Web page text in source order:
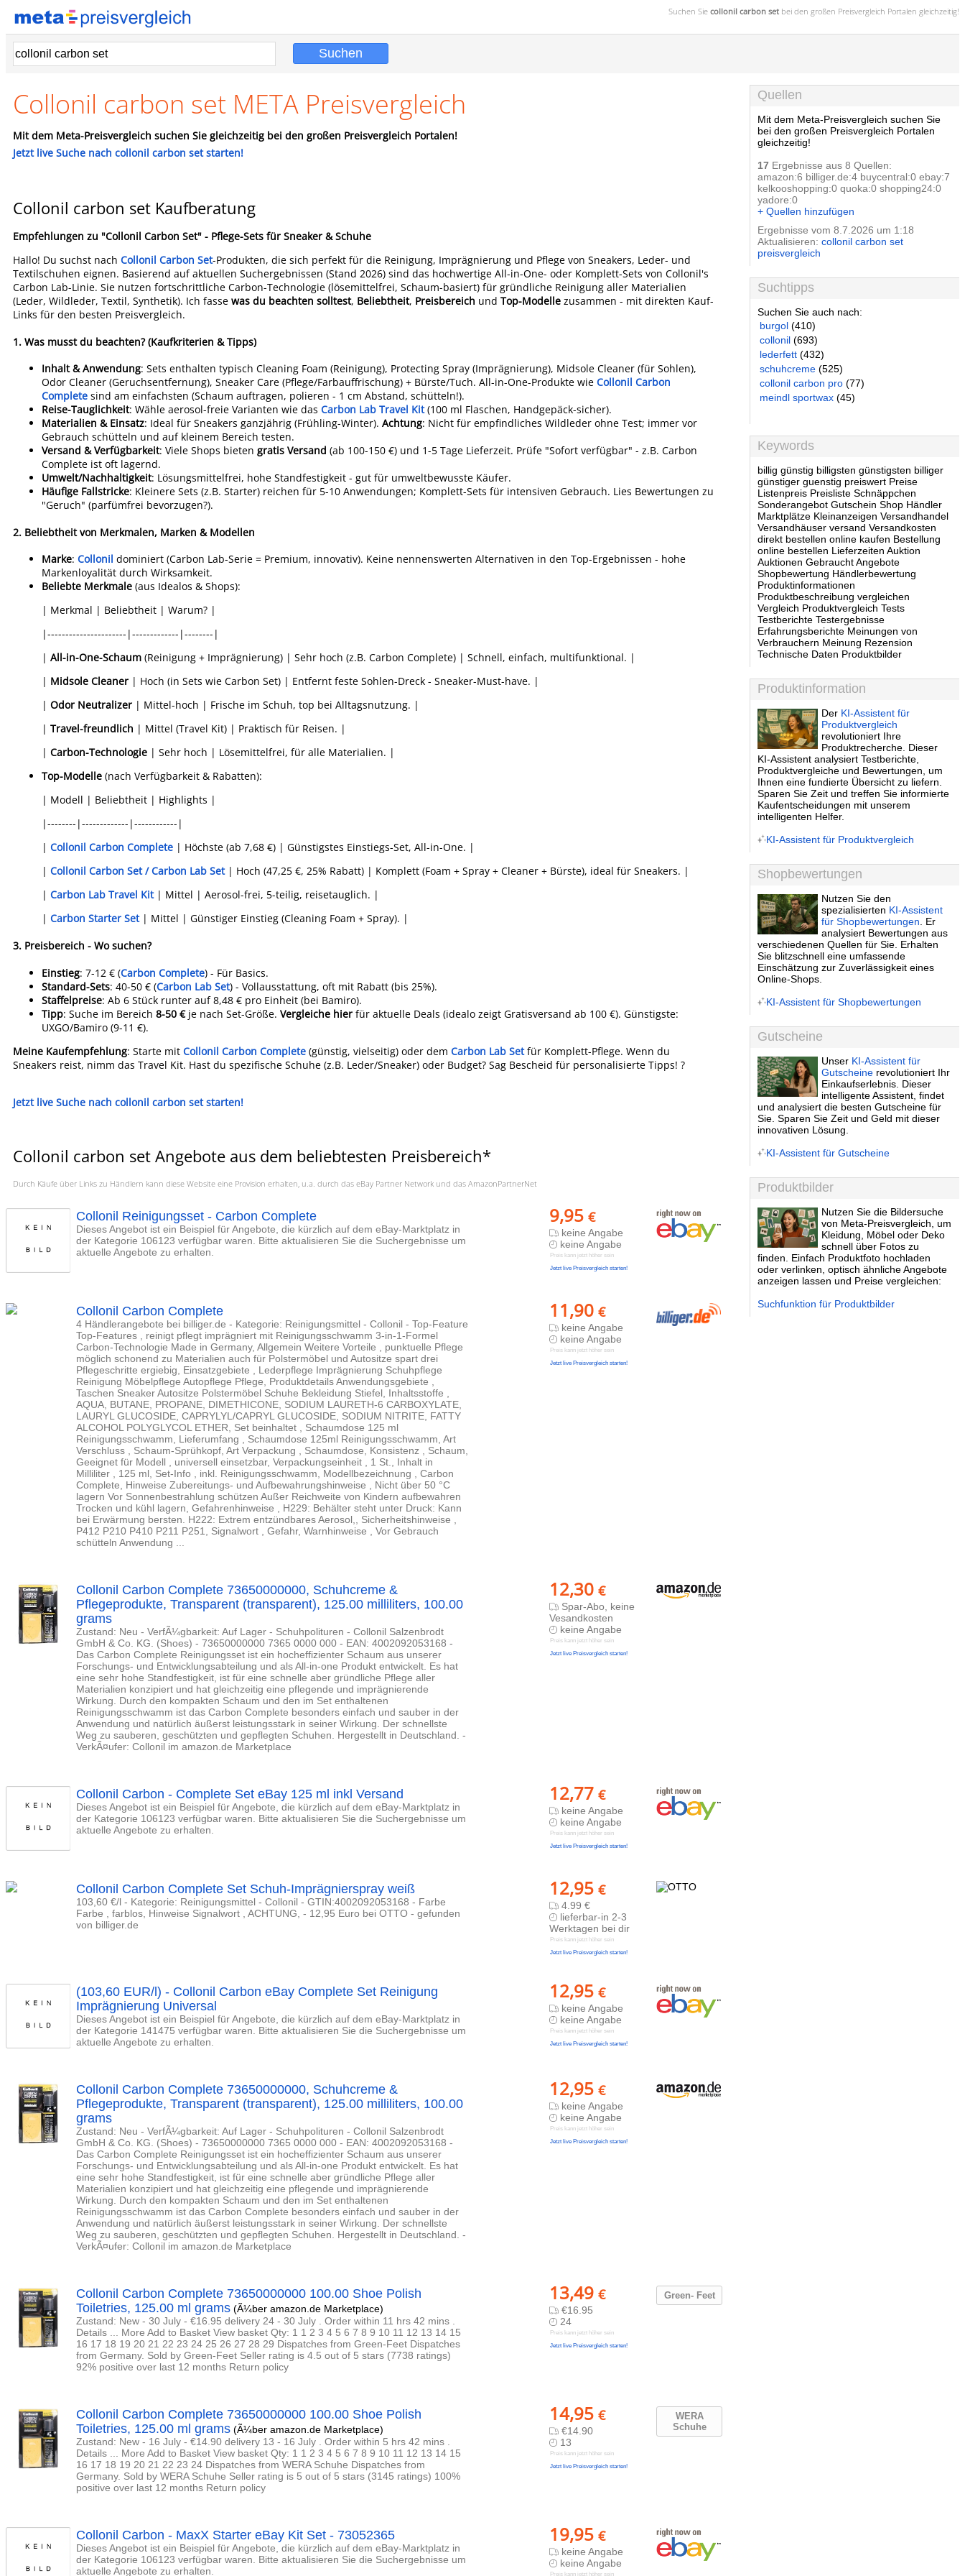
Suchen Sie collonil carbon set bei den großen Preisvergleich Portalen gleichzeitig!
Collonil carbon set META Preisvergleich
Mit dem Meta-Preisvergleich suchen Sie gleichzeitig bei den großen Preisvergleich Portalen!
Jetzt live Suche nach collonil carbon set starten!
Collonil carbon set Kaufberatung
Empfehlungen zu "Collonil Carbon Set" - Pflege-Sets für Sneaker & Schuhe
Hallo! Du suchst nach Collonil Carbon Set-Produkten, die sich perfekt für die Reinigung, Imprägnierung und Pflege von Sneakers, Leder- und
Textilschuhen eignen. Basierend auf aktuellen Suchergebnissen (Stand 2026) sind das hochwertige All-in-One- oder Komplett-Sets von Collonil's
Carbon Lab-Linie. Sie nutzen fortschrittliche Carbon-Technologie (lösemittelfrei, Schaum-basiert) für gründliche Reinigung aller Materialien
(Leder, Wildleder, Textil, Synthetik). Ich fasse was du beachten solltest, Beliebtheit, Preisbereich und Top-Modelle zusammen - mit direkten Kauf-
Links für den besten Preisvergleich.
1. Was musst du beachten? (Kaufkriterien & Tipps)
Inhalt & Anwendung: Sets enthalten typisch Cleaning Foam (Reinigung), Protecting Spray (Imprägnierung), Midsole Cleaner (für Sohlen),
Odor Cleaner (Geruchsentfernung), Sneaker Care (Pflege/Farbauffrischung) + Bürste/Tuch. All-in-One-Produkte wie Collonil Carbon
Complete sind am einfachsten (Schaum auftragen, polieren - 1 cm Abstand, schütteln!).
Reise-Tauglichkeit: Wähle aerosol-freie Varianten wie das Carbon Lab Travel Kit(100 ml Flaschen, Handgepäck-sicher).
Materialien & Einsatz: Ideal für Sneakers ganzjährig (Frühling-Winter). Achtung: Nicht für empfindliches Wildleder ohne Test; immer vor
Gebrauch schütteln und auf kleinem Bereich testen.
Versand & Verfügbarkeit: Viele Shops bieten gratis Versand (ab 100-150 €) und 1-5 Tage Lieferzeit. Prüfe "Sofort verfügbar" - z.B. Carbon
Complete ist oft lagernd.
Umwelt/Nachhaltigkeit: Lösungsmittelfrei, hohe Standfestigkeit - gut für umweltbewusste Käufer.
Häufige Fallstricke: Kleinere Sets (z.B. Starter) reichen für 5-10 Anwendungen; Komplett-Sets für intensiven Gebrauch. Lies Bewertungen zu
"Geruch" (parfümfrei bevorzugen?).
2. Beliebtheit von Merkmalen, Marken & Modellen
Marke: Collonil dominiert (Carbon Lab-Serie = Premium, innovativ). Keine nennenswerten Alternativen in den Top-Ergebnissen - hohe
Markenloyalität durch Wirksamkeit.
Beliebte Merkmale (aus Idealos & Shops):
| Merkmal | Beliebtheit | Warum? |
|----------------------|-------------|--------|
| All-in-One-Schaum (Reinigung + Imprägnierung) | Sehr hoch (z.B. Carbon Complete) | Schnell, einfach, multifunktional. |
| Midsole Cleaner | Hoch (in Sets wie Carbon Set) | Entfernt feste Sohlen-Dreck - Sneaker-Must-have. |
| Odor Neutralizer | Mittel-hoch | Frische im Schuh, top bei Alltagsnutzung. |
| Travel-freundlich | Mittel (Travel Kit) | Praktisch für Reisen. |
| Carbon-Technologie | Sehr hoch | Lösemittelfrei, für alle Materialien. |
Top-Modelle (nach Verfügbarkeit & Rabatten):
| Modell | Beliebtheit | Highlights |
|--------|-------------|------------|
| Collonil Carbon Complete | Höchste (ab 7,68 €) | Günstigstes Einstiegs-Set, All-in-One. |
| Collonil Carbon Set / Carbon Lab Set| Hoch (47,25 €, 25% Rabatt) | Komplett (Foam + Spray + Cleaner + Bürste), ideal für Sneakers. |
| Carbon Lab Travel Kit| Mittel | Aerosol-frei, 5-teilig, reisetauglich. |
| Carbon Starter Set| Mittel | Günstiger Einstieg (Cleaning Foam + Spray). |
3. Preisbereich - Wo suchen?
Einstieg: 7-12 € (Carbon Complete) - Für Basics.
Standard-Sets: 40-50 € (Carbon Lab Set) - Vollausstattung, oft mit Rabatt (bis 25%).
Staffelpreise: Ab 6 Stück runter auf 8,48 € pro Einheit (bei Bamiro).
Tipp: Suche im Bereich 8-50 €je nach Set-Größe. Vergleiche hier für aktuelle Deals (idealo zeigt Gratisversand ab 100 €). Günstigste:
UXGO/Bamiro (9-11 €).
Meine Kaufempfehlung: Starte mit Collonil Carbon Complete (günstig, vielseitig) oder dem Carbon Lab Setfür Komplett-Pflege. Wenn du
Sneakers reist, nimm das Travel Kit. Hast du spezifische Schuhe (z.B. Leder/Sneaker) oder Budget? Sag Bescheid für personalisierte Tipps! ?
Jetzt live Suche nach collonil carbon set starten!
Collonil carbon set Angebote aus dem beliebtesten Preisbereich*
Durch Käufe über Links zu Händlern kann diese Website eine Provision erhalten, u.a. durch das eBay Partner Network und das AmazonPartnerNet
9,95 €
keine Angabe
keine Angabe
Preis kann jetzt höher sein
Jetzt live Preisvergleich starten!
Collonil Reinigungsset - Carbon Complete
Dieses Angebot ist ein Beispiel für Angebote, die kürzlich auf dem eBay-Marktplatz in
der Kategorie 106123 verfügbar waren. Bitte aktualisieren Sie die Suchergebnisse um
aktuelle Angebote zu erhalten.
11,90 €
keine Angabe
keine Angabe
Preis kann jetzt höher sein
Jetzt live Preisvergleich starten!
Collonil Carbon Complete
4 Händlerangebote bei billiger.de - Kategorie: Reinigungsmittel - Collonil - Top-Feature
Top-Features , reinigt pflegt imprägniert mit Reinigungsschwamm 3-in-1-Formel
Carbon-Technologie Made in Germany, Allgemein Weitere Vorteile , punktuelle Pflege
möglich schonend zu Materialien auch für Polstermöbel und Autositze spart drei
Pflegeschritte ergiebig, Einsatzgebiete , Lederpflege Imprägnierung Schuhpflege
Reinigung Möbelpflege Autopflege Pflege, Produktdetails Anwendungsgebiete ,
Taschen Sneaker Autositze Polstermöbel Schuhe Bekleidung Stiefel, Inhaltsstoffe ,
AQUA, BUTANE, PROPANE, DIMETHICONE, SODIUM LAURETH-6 CARBOXYLATE,
LAURYL GLUCOSIDE, CAPRYLYL/CAPRYL GLUCOSIDE, SODIUM NITRITE, FATTY
ALCOHOL POLYGLYCOL ETHER, Set beinhaltet , Schaumdose 125 ml
Reinigungsschwamm, Lieferumfang , Schaumdose 125ml Reinigungsschwamm, Art
Verschluss , Schaum-Sprühkopf, Art Verpackung , Schaumdose, Konsistenz , Schaum,
Geeignet für Modell , universell einsetzbar, Verpackungseinheit , 1 St., Inhalt in
Milliliter , 125 ml, Set-Info , inkl. Reinigungsschwamm, Modellbezeichnung , Carbon
Complete, Hinweise Zubereitungs- und Aufbewahrungshinweise , Nicht über 50 °C
lagern Vor Sonnenbestrahlung schützen Außer Reichweite von Kindern aufbewahren
Trocken und kühl lagern, Gefahrenhinweise , H229: Behälter steht unter Druck: Kann
bei Erwärmung bersten. H222: Extrem entzündbares Aerosol,, Sicherheitshinweise ,
P412 P210 P410 P211 P251, Signalwort , Gefahr, Warnhinweise , Vor Gebrauch
schütteln Anwendung ...
12,30 €
Spar-Abo, keine
Vesandkosten
keine Angabe
Preis kann jetzt höher sein
Jetzt live Preisvergleich starten!
Collonil Carbon Complete 73650000000, Schuhcreme &
Pflegeprodukte, Transparent (transparent), 125.00 milliliters, 100.00
grams
Zustand: Neu - VerfÃ¼gbarkeit: Auf Lager - Schuhpolituren - Collonil Salzenbrodt
GmbH & Co. KG. (Shoes) - 73650000000 7365 0000 000 - EAN: 4002092053168 -
Das Carbon Complete Reinigungsset ist ein hocheffizienter Schaum aus unserer
Forschungs- und Entwicklungsabteilung und als All-in-one Produkt entwickelt. Es hat
eine sehr hohe Standfestigkeit, ist für eine schnelle aber gründliche Pflege aller
Materialien konzipiert und hat gleichzeitig eine pflegende und imprägnierende
Wirkung. Durch den kompakten Schaum und den im Set enthaltenen
Reinigungsschwamm ist das Carbon Complete besonders einfach und sauber in der
Anwendung und natürlich äußerst leistungsstark in seiner Wirkung. Der schnellste
Weg zu sauberen, geschützten und gepflegten Schuhen. Hergestellt in Deutschland. -
VerkÃ¤ufer: Collonil im amazon.de Marketplace
12,77 €
keine Angabe
keine Angabe
Preis kann jetzt höher sein
Jetzt live Preisvergleich starten!
Collonil Carbon - Complete Set eBay 125 ml inkl Versand
Dieses Angebot ist ein Beispiel für Angebote, die kürzlich auf dem eBay-Marktplatz in
der Kategorie 106123 verfügbar waren. Bitte aktualisieren Sie die Suchergebnisse um
aktuelle Angebote zu erhalten.
12,95 €
4.99 €
lieferbar-in 2-3
Werktagen bei dir
Preis kann jetzt höher sein
Jetzt live Preisvergleich starten!
Collonil Carbon Complete Set Schuh-Imprägnierspray weiß
103,60 €/l - Kategorie: Reinigungsmittel - Collonil - GTIN:4002092053168 - Farbe
Farbe , farblos, Hinweise Signalwort , ACHTUNG, - 12,95 Euro bei OTTO - gefunden
von billiger.de
12,95 €
keine Angabe
keine Angabe
Preis kann jetzt höher sein
Jetzt live Preisvergleich starten!
(103,60 EUR/l) - Collonil Carbon eBay Complete Set Reinigung
Imprägnierung Universal
Dieses Angebot ist ein Beispiel für Angebote, die kürzlich auf dem eBay-Marktplatz in
der Kategorie 141475 verfügbar waren. Bitte aktualisieren Sie die Suchergebnisse um
aktuelle Angebote zu erhalten.
12,95 €
keine Angabe
keine Angabe
Preis kann jetzt höher sein
Jetzt live Preisvergleich starten!
Collonil Carbon Complete 73650000000, Schuhcreme &
Pflegeprodukte, Transparent (transparent), 125.00 milliliters, 100.00
grams
Zustand: Neu - VerfÃ¼gbarkeit: Auf Lager - Schuhpolituren - Collonil Salzenbrodt
GmbH & Co. KG. (Shoes) - 73650000000 7365 0000 000 - EAN: 4002092053168 -
Das Carbon Complete Reinigungsset ist ein hocheffizienter Schaum aus unserer
Forschungs- und Entwicklungsabteilung und als All-in-one Produkt entwickelt. Es hat
eine sehr hohe Standfestigkeit, ist für eine schnelle aber gründliche Pflege aller
Materialien konzipiert und hat gleichzeitig eine pflegende und imprägnierende
Wirkung. Durch den kompakten Schaum und den im Set enthaltenen
Reinigungsschwamm ist das Carbon Complete besonders einfach und sauber in der
Anwendung und natürlich äußerst leistungsstark in seiner Wirkung. Der schnellste
Weg zu sauberen, geschützten und gepflegten Schuhen. Hergestellt in Deutschland. -
VerkÃ¤ufer: Collonil im amazon.de Marketplace
Green- Feet
13,49 €
€16.95
24
Preis kann jetzt höher sein
Jetzt live Preisvergleich starten!
Collonil Carbon Complete 73650000000 100.00 Shoe Polish
Toiletries, 125.00 ml grams (Ã¼ber amazon.de Marketplace)
Zustand: New - 30 July - €16.95 delivery 24 - 30 July . Order within 11 hrs 42 mins .
Details ... More Add to Basket View basket Qty: 1 1 2 3 4 5 6 7 8 9 10 11 12 13 14 15
16 17 18 19 20 21 22 23 24 25 26 27 28 29 Dispatches from Green-Feet Dispatches
from Germany. Sold by Green-Feet Seller rating is 4.5 out of 5 stars (7738 ratings)
92% positive over last 12 months Return policy
WERA
Schuhe
14,95 €
€14.90
13
Preis kann jetzt höher sein
Jetzt live Preisvergleich starten!
Collonil Carbon Complete 73650000000 100.00 Shoe Polish
Toiletries, 125.00 ml grams (Ã¼ber amazon.de Marketplace)
Zustand: New - 16 July - €14.90 delivery 13 - 16 July . Order within 5 hrs 42 mins .
Details ... More Add to Basket View basket Qty: 1 1 2 3 4 5 6 7 8 9 10 11 12 13 14 15
16 17 18 19 20 21 22 23 24 Dispatches from WERA Schuhe Dispatches from
Germany. Sold by WERA Schuhe Seller rating is 5 out of 5 stars (3145 ratings) 100%
positive over last 12 months Return policy
19,95 €
keine Angabe
keine Angabe
Preis kann jetzt höher sein
Collonil Carbon - MaxX Starter eBay Kit Set - 73052365
Dieses Angebot ist ein Beispiel für Angebote, die kürzlich auf dem eBay-Marktplatz in
der Kategorie 106123 verfügbar waren. Bitte aktualisieren Sie die Suchergebnisse um
aktuelle Angebote zu erhalten.
Quellen
Mit dem Meta-Preisvergleich suchen Sie
bei den großen Preisvergleich Portalen
gleichzeitig!
17 Ergebnisse aus 8 Quellen:
amazon:6 billiger.de:4 buycentral:0 ebay:7
kelkooshopping:0 quoka:0 shopping24:0
yadore:0
+ Quellen hinzufügen
Ergebnisse vom 8.7.2026 um 1:18
Aktualisieren: collonil carbon set
preisvergleich
Suchtipps
Suchen Sie auch nach:
burgol (410)
collonil (693)
lederfett (432)
schuhcreme (525)
collonil carbon pro (77)
meindl sportwax (45)
Keywords
billig günstig billigsten günstigsten billiger
günstiger guenstig preiswert Preise
Listenpreis Preisliste Schnäppchen
Sonderangebot Gutschein Shop Händler
Marktplätze Kleinanzeigen Versandhandel
Versandhäuser versand Versandkosten
direkt bestellen online kaufen Bestellung
online bestellen Lieferzeiten Auktion
Auktionen Gebraucht Angebote
Shopbewertung Händlerbewertung
Produktinformationen
Produktbeschreibung vergleichen
Vergleich Produktvergleich Tests
Testberichte Testergebnisse
Erfahrungsberichte Meinungen von
Verbrauchern Meinung Rezension
Technische Daten Produktbilder
Produktinformation
Der KI-Assistent für
Produktvergleich
revolutioniert Ihre
Produktrecherche. Dieser
KI-Assistent analysiert Testberichte,
Produktvergleiche und Bewertungen, um
Ihnen eine fundierte Übersicht zu liefern.
Sparen Sie Zeit und treffen Sie informierte
Kaufentscheidungen mit unserem
intelligenten Helfer.
KI-Assistent für Produktvergleich
Shopbewertungen
Nutzen Sie den
spezialisierten KI-Assistent
für Shopbewertungen . Er
analysiert Bewertungen aus
verschiedenen Quellen für Sie. Erhalten
Sie blitzschnell eine umfassende
Einschätzung zur Zuverlässigkeit eines
Online-Shops.
KI-Assistent für Shopbewertungen
Gutscheine
Unser KI-Assistent für
Gutscheine revolutioniert Ihr
Einkaufserlebnis. Dieser
intelligente Assistent, findet
und analysiert die besten Gutscheine für
Sie. Sparen Sie Zeit und Geld mit dieser
innovativen Lösung.
KI-Assistent für Gutscheine
Produktbilder
Nutzen Sie die Bildersuche
von Meta-Preisvergleich, um
Kleidung, Möbel oder Deko
schnell über Fotos zu
finden. Einfach Produktfoto hochladen
oder verlinken, optisch ähnliche Angebote
anzeigen lassen und Preise vergleichen:
Suchfunktion für Produktbilder